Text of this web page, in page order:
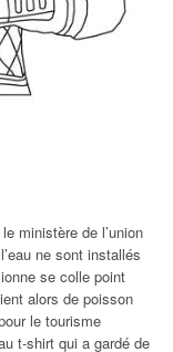
ministère de l’union
ne sont installés
se colle point
alors de poisson
le tourisme
t-shirt qui a gardé de